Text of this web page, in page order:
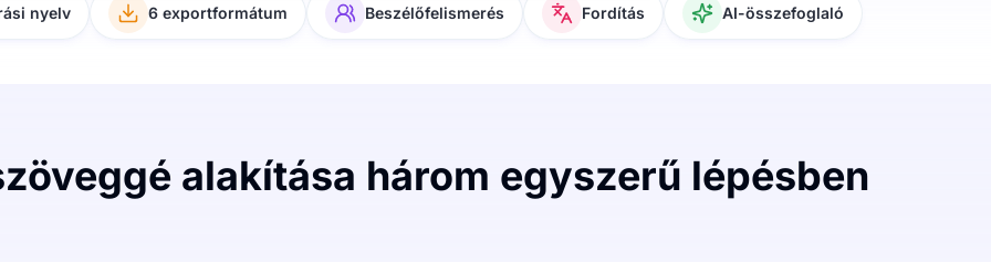
nyelv 6 exportformátum Beszélőfelismerés Fordítás AI-összefoglaló
alakítása három egyszerű lépésben